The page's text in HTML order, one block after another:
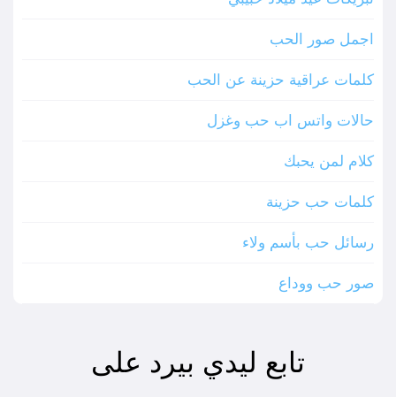
اجمل صور الحب
كلمات عراقية حزينة عن الحب
حالات واتس اب حب وغزل
كلام لمن يحبك
كلمات حب حزينة
رسائل حب بأسم ولاء
صور حب ووداع
تابع ليدي بيرد على